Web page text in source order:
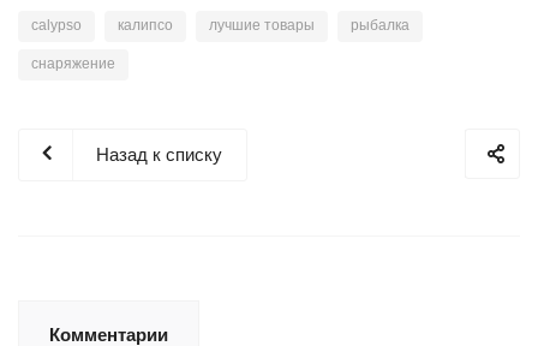
calypso калипсо лучшие товары рыбалка
снаряжение
Назад к списку
Комментарии